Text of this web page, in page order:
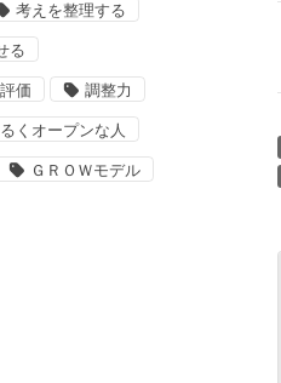
考えを整理する
る
評価 調整力
くオープンな人
ＧＲＯＷモデル